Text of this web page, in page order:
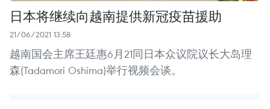
日本将继续向越南提供新冠疫苗援助
21/06/2021 13:58
越南国会主席王廷惠6月21同日本众议院议长大岛理
森(Tadamori Oshima)举行视频会谈。